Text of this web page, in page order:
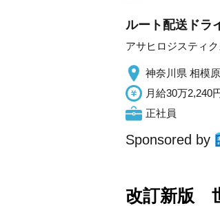
ルート配送ドラ
アサヒロジスティ
神奈川県 相模
月給30万2,240
正社員
Sponsored by
改訂新版